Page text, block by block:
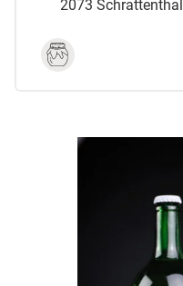
2073 Schrattenthal